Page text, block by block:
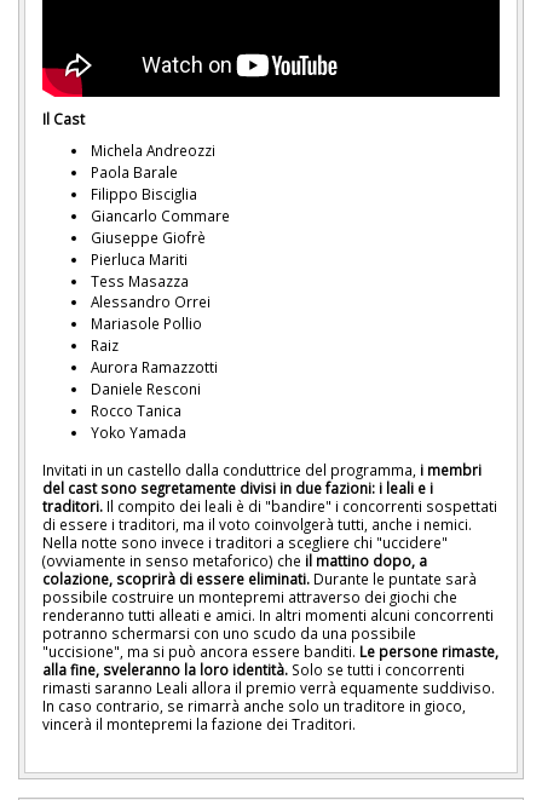
Il Cast
Michela Andreozzi
Paola Barale
Filippo Bisciglia
Giancarlo Commare
Giuseppe Giofrè
Pierluca Mariti
Tess Masazza
Alessandro Orrei
Mariasole Pollio
Raiz
Aurora Ramazzotti
Daniele Resconi
Rocco Tanica
Yoko Yamada
Invitati in un castello dalla conduttrice del programma, i membri
del cast sono segretamente divisi in due fazioni: i leali e i
traditori. Il compito dei leali è di "bandire" i concorrenti sospettati
di essere i traditori, ma il voto coinvolgerà tutti, anche i nemici.
Nella notte sono invece i traditori a scegliere chi "uccidere"
(ovviamente in senso metaforico) che il mattino dopo, a
colazione, scoprirà di essere eliminati. Durante le puntate sarà
possibile costruire un montepremi attraverso dei giochi che
renderanno tutti alleati e amici. In altri momenti alcuni concorrenti
potranno schermarsi con uno scudo da una possibile
"uccisione", ma si può ancora essere banditi. Le persone rimaste,
alla fine, sveleranno la loro identità. Solo se tutti i concorrenti
rimasti saranno Leali allora il premio verrà equamente suddiviso.
In caso contrario, se rimarrà anche solo un traditore in gioco,
vincerà il montepremi la fazione dei Traditori.